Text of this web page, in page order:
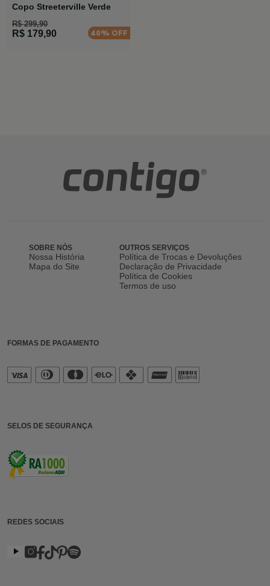
Copo Streeterville Verde
R$ 299,90
R$ 179,90 40% OFF
SOBRE NÓS
Nossa História
Mapa do Site
OUTROS SERVIÇOS
Política de Trocas e Devoluções
Declaração de Privacidade
Política de Cookies
Termos de uso
FORMAS DE PAGAMENTO
SELOS DE SEGURANÇA
REDES SOCIAIS